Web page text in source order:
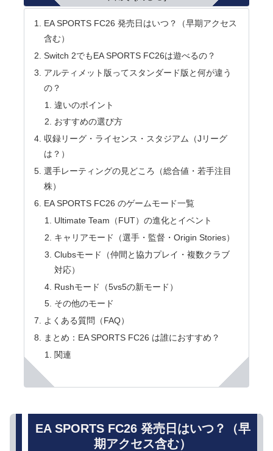
EA SPORTS FC26 発売日はいつ？（早期アクセス
含む）
Switch 2でもEA SPORTS FC26は遊べるの？
アルティメット版ってスタンダード版と何が違う
の？
違いのポイント
おすすめの選び方
収録リーグ・ライセンス・スタジアム（Jリーグ
は？）
選手レーティングの見どころ（総合値・若手注目
株）
EA SPORTS FC26 のゲームモード一覧
Ultimate Team（FUT）の進化とイベント
キャリアモード（選手・監督・Origin Stories）
Clubsモード（仲間と協力プレイ・複数クラブ
対応）
Rushモード（5vs5の新モード）
その他のモード
よくある質問（FAQ）
まとめ：EA SPORTS FC26 は誰におすすめ？
関連
EA SPORTS FC26 発売日はいつ？（早
期アクセス含む）